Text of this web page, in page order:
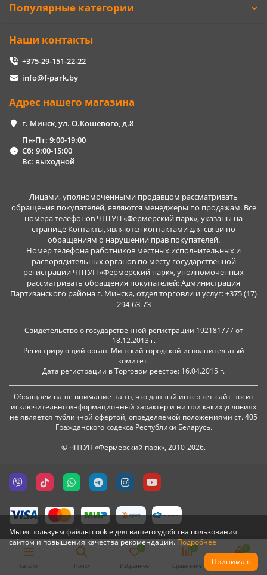
Мы используем файлы cookie для вашего удобства пользования
сайтом и повышения качества рекомендаций.Подробнее
Принимаю
Популярные категории
Наши контакты
+375-29-151-22-22
info@f-park.by
Адрес нашего магазина
г. Минск, ул. О.Кошевого, д.8
Пн-Пт: 9:00-19:00
Сб: 9:00-15:00
Вс: выходной
Лицами, уполномоченными продавцом рассматривать
обращения покупателей, являются менеджеры по продажам. Все
номера телефонов ЧПТУП «Фермерский парк», указаны на
странице Контакты, являются контактами для связи по
обращениям о нарушении прав покупателей.
Номер телефона работников местных исполнительных и
распорядительных органов по месту государственной
регистрации ЧПТУП «Фермерский парк», уполномоченных
рассматривать обращения покупателей: Администрация
Партизанского района г. Минска, отдел торговли и услуг: +375 (17)
294-63-73
Свидетельство о государственной регистрации 192181777 от
18.12.2013 г.
Регистрирующий орган: Минский городской исполнительный
комитет.
Дата регистрации в Торговом реестре: 16.04.2015 г.
Обращаем ваше внимание на то, что данный интернет-сайт носит
исключительно информационный характер и ни при каких условиях
не является публичной офертой, определяемой положениями ст. 405
Гражданского кодекса Республики Беларусь.
© ЧПТУП «Фермерский парк», 2010-2026.
Каталог Поиск
0
Избранное
0
Сравнение
0
Корзина